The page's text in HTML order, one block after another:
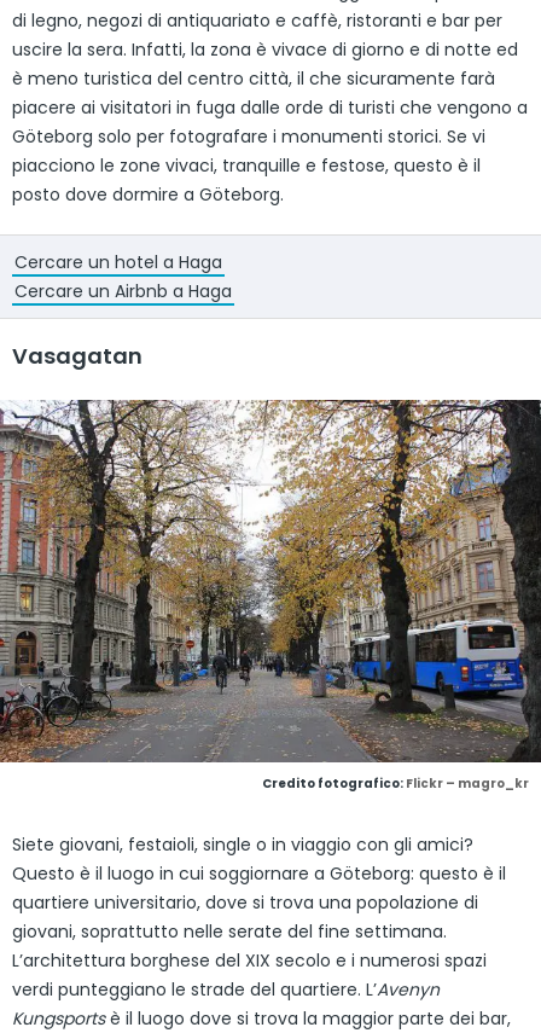
di legno, negozi di antiquariato e caffè, ristoranti e bar per
uscire la sera. Infatti, la zona è vivace di giorno e di notte ed
è meno turistica del centro città, il che sicuramente farà
piacere ai visitatori in fuga dalle orde di turisti che vengono a
Göteborg solo per fotografare i monumenti storici. Se vi
piacciono le zone vivaci, tranquille e festose, questo è il
posto dove dormire a Göteborg.
Cercare un hotel a Haga
Cercare un Airbnb a Haga
Vasagatan
Credito fotografico: Flickr – magro_kr
Siete giovani, festaioli, single o in viaggio con gli amici?
Questo è il luogo in cui soggiornare a Göteborg: questo è il
quartiere universitario, dove si trova una popolazione di
giovani, soprattutto nelle serate del fine settimana.
L’architettura borghese del XIX secolo e i numerosi spazi
verdi punteggiano le strade del quartiere. L’Avenyn
Kungsportsè il luogo dove si trova la maggior parte dei bar,